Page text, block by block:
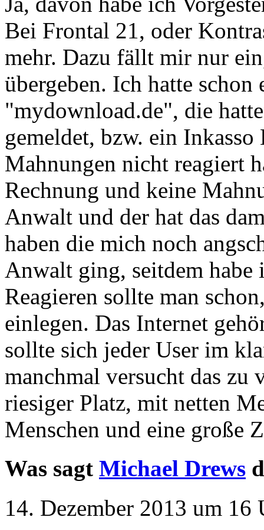
Bei Frontal 21, oder
mehr. Dazu fällt mir nur
übergeben. Ich hatte
"mydownload.de", die
gemeldet, bzw. ein
Mahnungen nicht reagiert
Rechnung und keine
Anwalt und der hat das
haben die mich noch
Anwalt ging, seitdem
Reagieren sollte man
einlegen. Das Internet
sollte sich jeder User im
manchmal versucht das zu
riesiger Platz, mit netten
Menschen und eine große
Was sagt Michael Drews
14. Dezember 2013 um 16